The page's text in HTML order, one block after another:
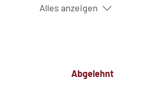
Alles anzeigen
Abgelehnt